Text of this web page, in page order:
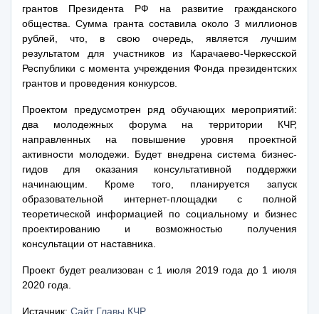
грантов Президента РФ на развитие гражданского
общества. Сумма гранта составила около 3 миллионов
рублей, что, в свою очередь, является лучшим
результатом для участников из Карачаево-Черкесской
Республики с момента учреждения Фонда президентских
грантов и проведения конкурсов.
Проектом предусмотрен ряд обучающих мероприятий:
два молодежных форума на территории КЧР,
направленных на повышение уровня проектной
активности молодежи. Будет внедрена система бизнес-
гидов для оказания консультативной поддержки
начинающим. Кроме того, планируется запуск
образовательной интернет-площадки с полной
теоретической информацией по социальному и бизнес
проектированию и возможностью получения
консультации от наставника.
Проект будет реализован с 1 июля 2019 года до 1 июля
2020 года.
Истачник: Сайт Главы КЧР